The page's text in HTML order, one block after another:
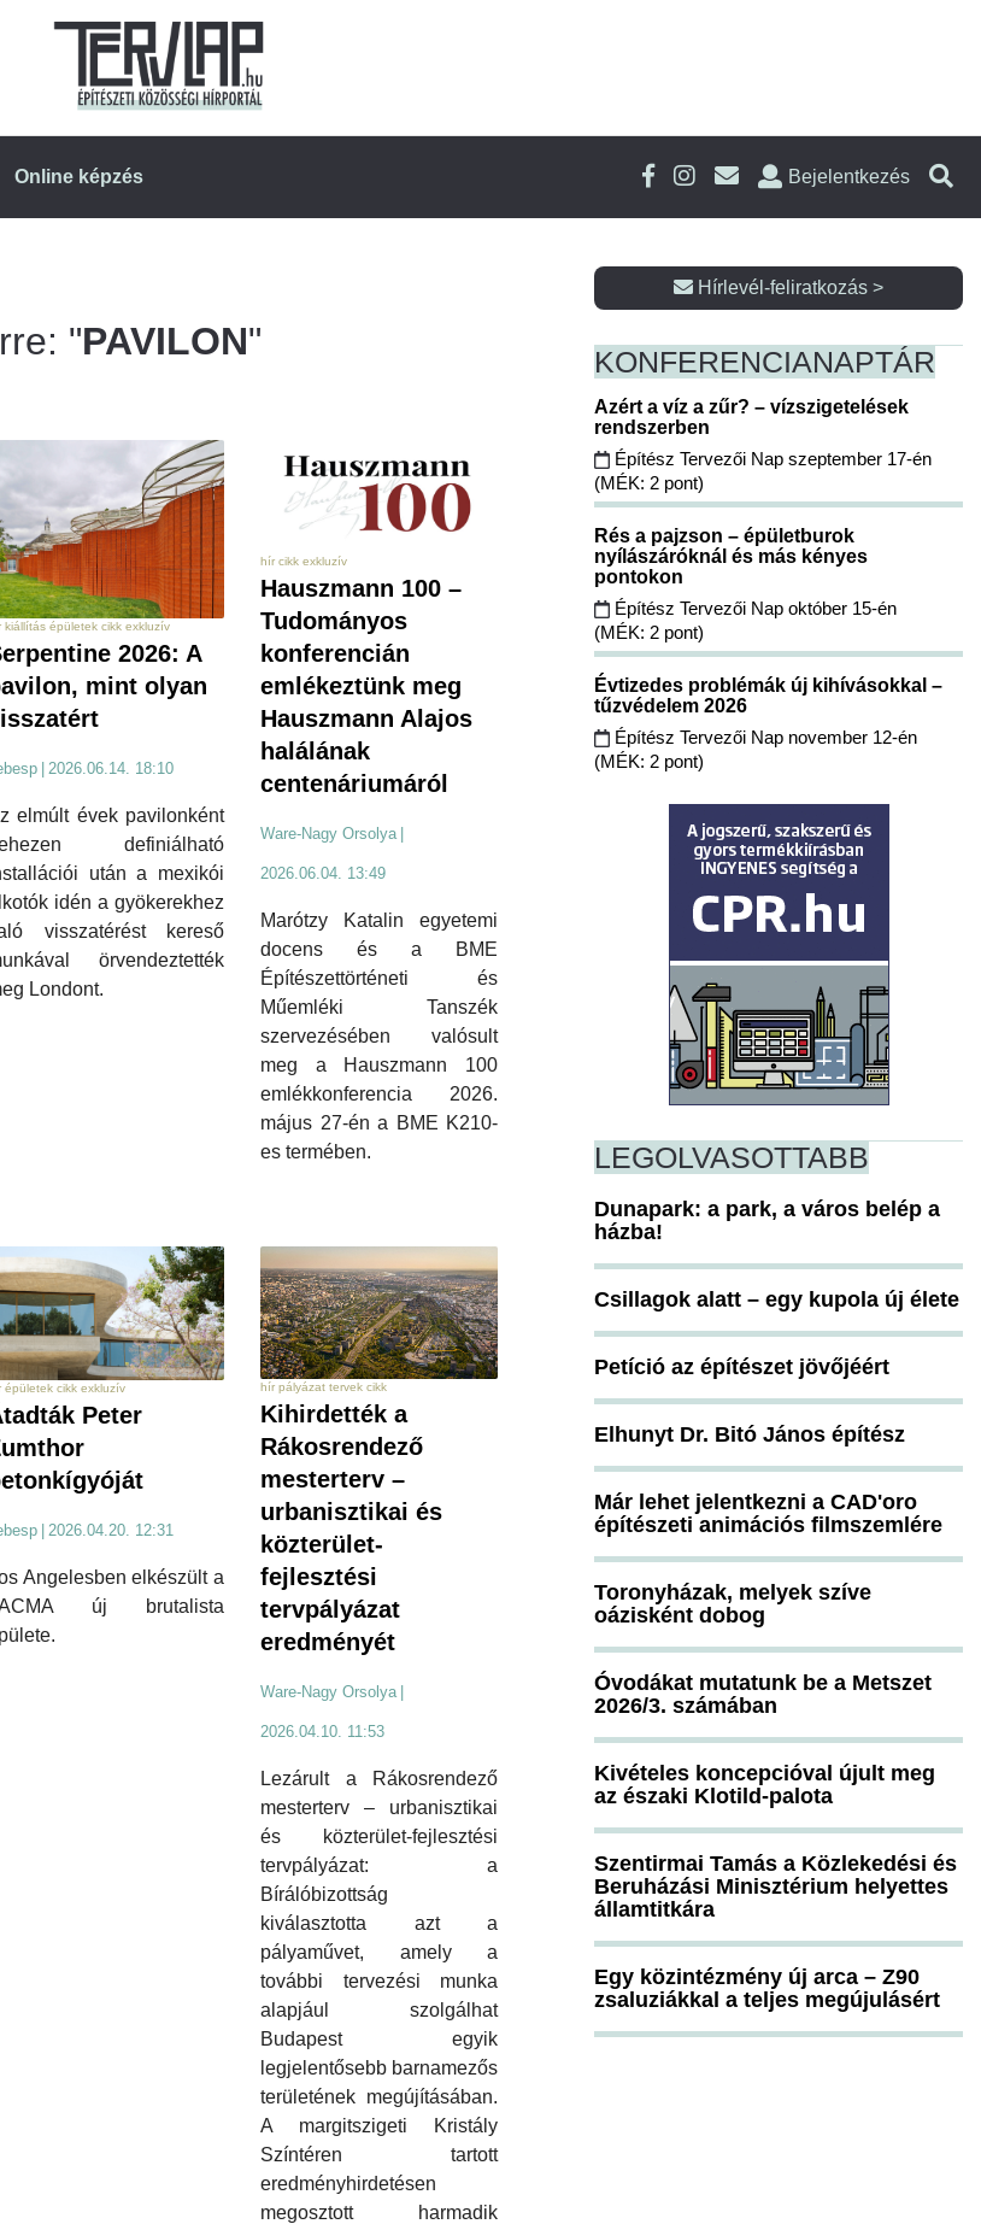
Online képzés Bejelentkezés
"PAVILON"
kiállítás épületek cikk exkluzív
2026: A
mint olyan
| 2026.06.14. 18:10
elmúlt évek pavilonként
definiálható
után a mexikói
idén a gyökerekhez
visszatérést kereső
örvendeztették
Londont.
hír cikk exkluzív
Hauszmann 100 –
Tudományos
konferencián
emlékeztünk meg
Hauszmann Alajos
halálának
centenáriumáról
Ware-Nagy Orsolya
2026.06.04. 13:49
Marótzy Katalin egyetemi
docens és a BME
Építészettörténeti és
Műemléki Tanszék
szervezésében valósult
meg a Hauszmann 100
emlékkonferencia 2026.
május 27-én a BME K210-
es termében.
épületek cikk exkluzív
Peter
2026.04.20. 12:31
Angelesben elkészült a
új brutalista
hír pályázat tervek cikk
Kihirdették a
Rákosrendező
mesterterv –
urbanisztikai és
közterület-
fejlesztési
tervpályázat
eredményét
Ware-Nagy Orsolya |
2026.04.10. 11:53
Lezárult a Rákosrendező
mesterterv – urbanisztikai
és közterület-fejlesztési
tervpályázat: a
Bírálóbizottság
kiválasztotta azt a
pályaművet, amely a
további tervezési munka
alapjául szolgálhat
Budapest egyik
legjelentősebb barnamezős
területének megújításában.
A margitszigeti Kristály
Színtéren tartott
eredményhirdetésen
megosztott harmadik
Hírlevél-feliratkozás >
KONFERENCIANAPTÁR
Azért a víz a zűr? – vízszigetelések
rendszerben
Építész Tervezői Nap szeptember 17-én
(MÉK: 2 pont)
Rés a pajzson – épületburok
nyílászáróknál és más kényes
pontokon
Építész Tervezői Nap október 15-én
(MÉK: 2 pont)
Évtizedes problémák új kihívásokkal –
tűzvédelem 2026
Építész Tervezői Nap november 12-én
(MÉK: 2 pont)
LEGOLVASOTTABB
Dunapark: a park, a város belép a
házba!
Csillagok alatt – egy kupola új élete
Petíció az építészet jövőjéért
Elhunyt Dr. Bitó János építész
Már lehet jelentkezni a CAD'oro
építészeti animációs filmszemlére
Toronyházak, melyek szíve
oázisként dobog
Óvodákat mutatunk be a Metszet
2026/3. számában
Kivételes koncepcióval újult meg
az északi Klotild-palota
Szentirmai Tamás a Közlekedési és
Beruházási Minisztérium helyettes
államtitkára
Egy közintézmény új arca – Z90
zsaluziákkal a teljes megújulásért